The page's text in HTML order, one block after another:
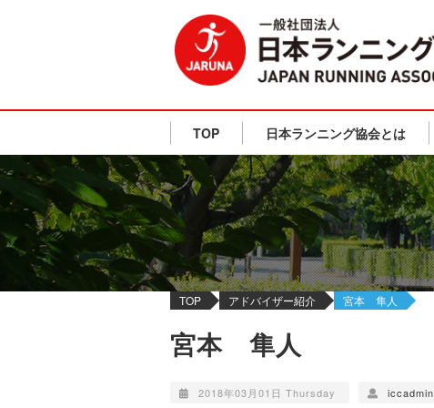
TOP 日本ランニング協会とは
TOP アドバイザー紹介 宮本 隼人
宮本 隼人
2018年03月01日 Thursday iccadmin